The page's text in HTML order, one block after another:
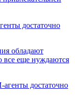
достаточно
обладают
еще нуждаются